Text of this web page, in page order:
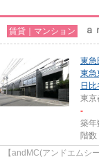
賃貸｜マンション
東急
東急
日比
東京
-
築年
階
【andMC(アンドエムシ